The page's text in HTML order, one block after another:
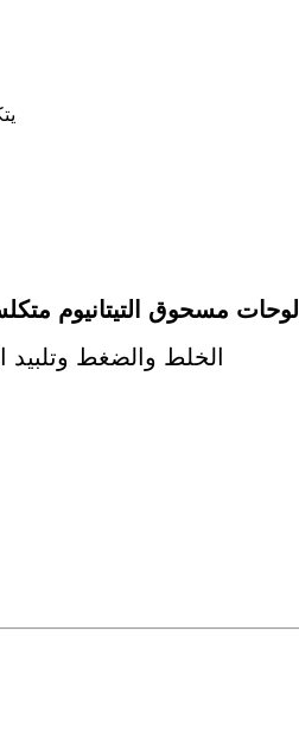
لوحات مسحوق التيتانيوم
الخلط والضغط وتلبيد